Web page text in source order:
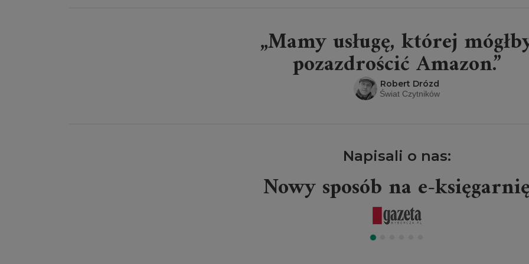
„Mamy usługę, której
pozazdrościć Amazon.”
Robert Drózd
Świat Czytników
Napisali o nas:
Nowy sposób na e-